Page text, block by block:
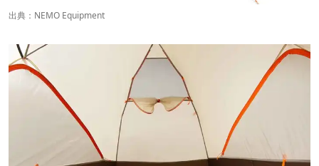
出典： NEMO Equipment